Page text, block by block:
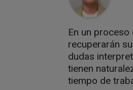
En un
recuperarán
dudas
tienen
tiempo de